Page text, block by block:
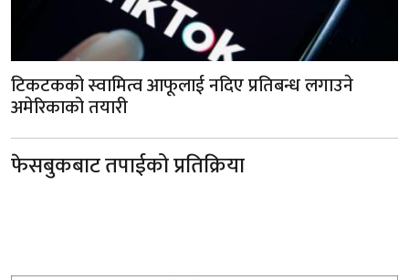
टिकटकको स्वामित्व आफूलाई नदिए प्रतिबन्ध लगाउने
अमेरिकाको तयारी
फेसबुकबाट तपाईको प्रतिक्रिया